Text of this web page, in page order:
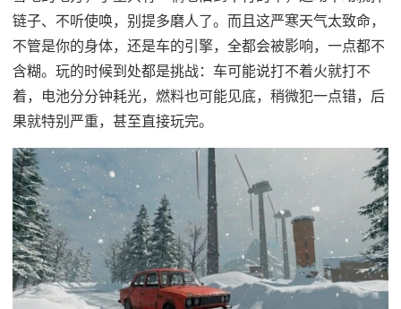
链子、不听使唤，别提多磨人了。而且这严寒天气太致命，
不管是你的身体，还是车的引擎，全都会被影响，一点都不
含糊。玩的时候到处都是挑战：车可能说打不着火就打不
着，电池分分钟耗光，燃料也可能见底，稍微犯一点错，后
果就特别严重，甚至直接玩完。